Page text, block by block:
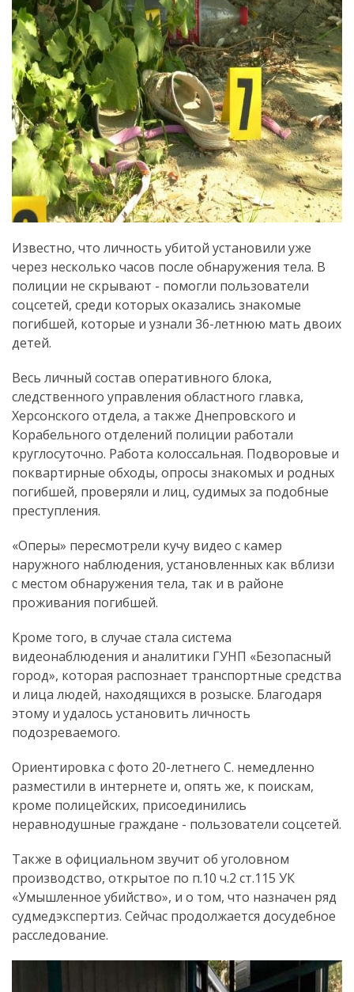
Известно, что личность убитой установили уже
через несколько часов после обнаружения тела. В
полиции не скрывают - помогли пользователи
соцсетей, среди которых оказались знакомые
погибшей, которые и узнали 36-летнюю мать двоих
детей.
Весь личный состав оперативного блока,
следственного управления областного главка,
Херсонского отдела, а также Днепровского и
Корабельного отделений полиции работали
круглосуточно. Работа колоссальная. Подворовые и
поквартирные обходы, опросы знакомых и родных
погибшей, проверяли и лиц, судимых за подобные
преступления.
«Оперы» пересмотрели кучу видео с камер
наружного наблюдения, установленных как вблизи
с местом обнаружения тела, так и в районе
проживания погибшей.
Кроме того, в случае стала система
видеонаблюдения и аналитики ГУНП «Безопасный
город», которая распознает транспортные средства
и лица людей, находящихся в розыске. Благодаря
этому и удалось установить личность
подозреваемого.
Ориентировка с фото 20-летнего С. немедленно
разместили в интернете и, опять же, к поискам,
кроме полицейских, присоединились
неравнодушные граждане - пользователи соцсетей.
Также в официальном звучит об уголовном
производство, открытое по п.10 ч.2 ст.115 УК
«Умышленное убийство», и о том, что назначен ряд
судмедэкспертиз. Сейчас продолжается досудебное
расследование.